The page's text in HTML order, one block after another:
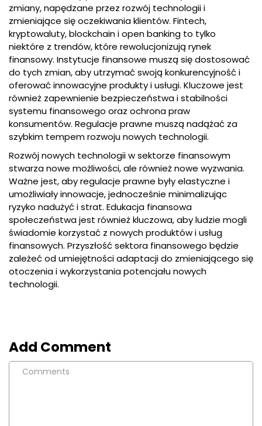
zmiany, napędzane przez rozwój technologii i
zmieniające się oczekiwania klientów. Fintech,
kryptowaluty, blockchain i open banking to tylko
niektóre z trendów, które rewolucjonizują rynek
finansowy. Instytucje finansowe muszą się dostosować
do tych zmian, aby utrzymać swoją konkurencyjność i
oferować innowacyjne produkty i usługi. Kluczowe jest
również zapewnienie bezpieczeństwa i stabilności
systemu finansowego oraz ochrona praw
konsumentów. Regulacje prawne muszą nadążać za
szybkim tempem rozwoju nowych technologii.
Rozwój nowych technologii w sektorze finansowym
stwarza nowe możliwości, ale również nowe wyzwania.
Ważne jest, aby regulacje prawne były elastyczne i
umożliwiały innowacje, jednocześnie minimalizując
ryzyko nadużyć i strat. Edukacja finansowa
społeczeństwa jest również kluczowa, aby ludzie mogli
świadomie korzystać z nowych produktów i usług
finansowych. Przyszłość sektora finansowego będzie
zależeć od umiejętności adaptacji do zmieniającego się
otoczenia i wykorzystania potencjału nowych
technologii.
Add Comment